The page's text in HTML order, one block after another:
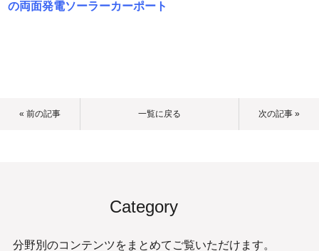
の両面発電ソーラーカーポート
« 前の記事 一覧に戻る 次の記事 »
Category
分野別のコンテンツをまとめてご覧いただけます。